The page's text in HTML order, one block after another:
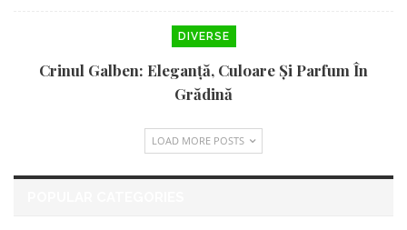
DIVERSE
Crinul Galben: Eleganță, Culoare Și Parfum În
Grădină
LOAD MORE POSTS